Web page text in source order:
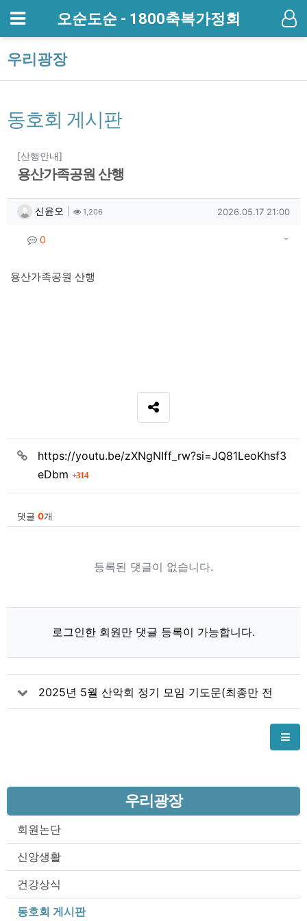
메뉴 오순도순 - 1800축복가정회
우리광장
동호회 게시판
[산행안내]
용산가족공원 산행
작성자 정보
신윤오 작성1,206조회 작성일
2026.05.17 21:00
컨텐츠 정보
0 게시
본문
용산가족공원 산행
SNS 공유
관련자료
https://youtu.be/zXNgNIff_rw?si=JQ81LeoKhsf3
eDbm
314회 연결
댓글 0개
등록된 댓글이 없습니다.
로그인한 회원만 댓글 등록이 가능합니다.
2025년 5월 산악회 정기 모임 기도문(최종만 전
사무총장)
우리광장
회원논단
신앙생활
건강상식
동호회 게시판